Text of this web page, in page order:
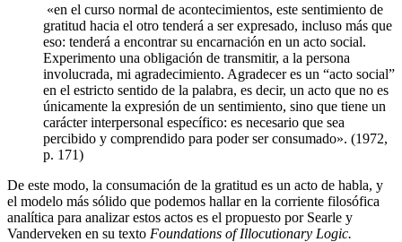
«en el curso normal de acontecimientos, este sentimiento de
gratitud hacia el otro tenderá a ser expresado, incluso más que
eso: tenderá a encontrar su encarnación en un acto social.
Experimento una obligación de transmitir, a la persona
involucrada, mi agradecimiento. Agradecer es un “acto social”
en el estricto sentido de la palabra, es decir, un acto que no es
únicamente la expresión de un sentimiento, sino que tiene un
carácter interpersonal específico: es necesario que sea
percibido y comprendido para poder ser consumado». (1972,
p. 171)
De este modo, la consumación de la gratitud es un acto de habla, y
el modelo más sólido que podemos hallar en la corriente filosófica
analítica para analizar estos actos es el propuesto por Searle y
Vanderveken en su texto Foundations of Illocutionary Logic.